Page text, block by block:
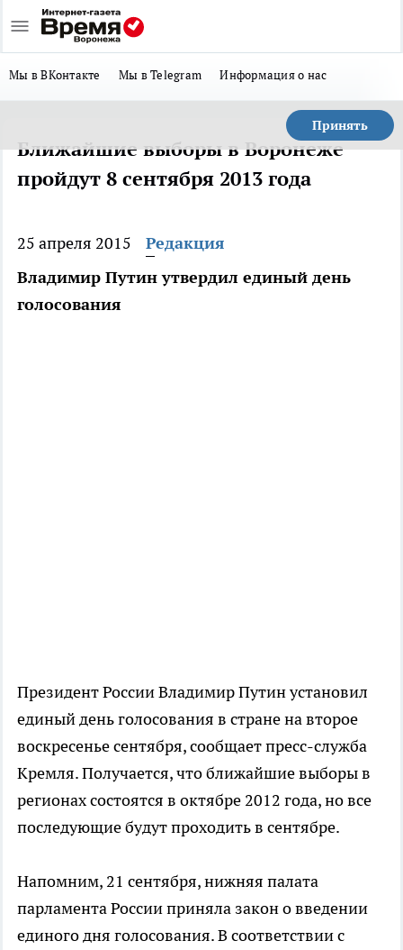
Мы в ВКонтакте Мы в Telegram Информация о нас
Принять
Ближайшие выборы в Воронеже
пройдут 8 сентября 2013 года
25 апреля 2015
Редакция
Владимир Путин утвердил единый день
голосования
Президент России Владимир Путин установил
единый день голосования в стране на второе
воскресенье сентября, сообщает пресс-служба
Кремля. Получается, что ближайшие выборы в
регионах состоятся в октябре 2012 года, но все
последующие будут проходить в сентябре.
Напомним, 21 сентября, нижняя палата
парламента России приняла закон о введении
единого дня голосования. В соответствии с